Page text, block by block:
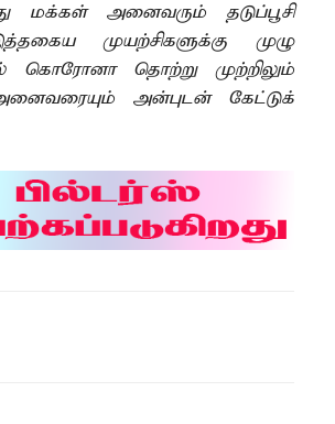
அனைவரும் தடுப்பூசி
முயற்சிகளுக்கு முழு
கொரோனா தொற்று முற்றிலும்
அன்புடன் கேட்டுக்